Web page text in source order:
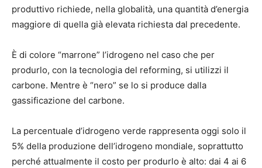
produttivo richiede, nella globalità, una quantità d’energia
maggiore di quella già elevata richiesta dal precedente.
È di colore “marrone” l’idrogeno nel caso che per
produrlo, con la tecnologia del reforming, si utilizzi il
carbone. Mentre è “nero” se lo si produce dalla
gassificazione del carbone.
La percentuale d’idrogeno verde rappresenta oggi solo il
5% della produzione dell’idrogeno mondiale, soprattutto
perché attualmente il costo per produrlo è alto: dai 4 ai 6